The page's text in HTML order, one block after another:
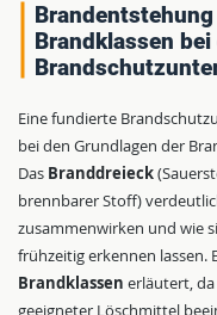
Brandklassen bei
Eine fundierte
bei den Grundlagen der
Das Branddreieck
brennbarer Stoff)
zusammenwirken und wie
frühzeitig erkennen lassen.
Brandklassen erläutert, da
geeigneter Löschmittel